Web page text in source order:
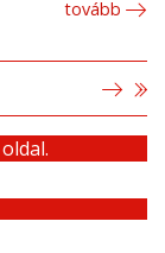
tovább
oldal.